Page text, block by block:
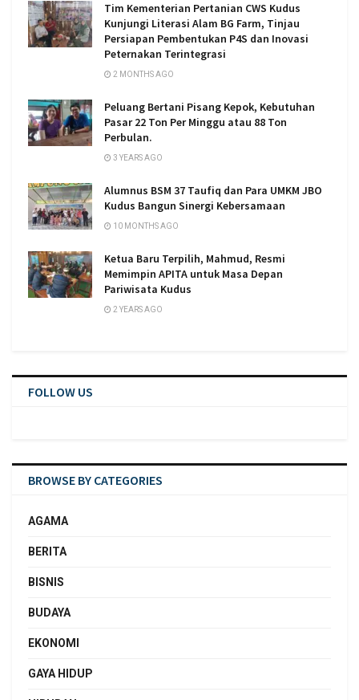
Tim Kementerian Pertanian CWS Kudus
Kunjungi Literasi Alam BG Farm, Tinjau
Persiapan Pembentukan P4S dan Inovasi
Peternakan Terintegrasi
2 MONTHS AGO
Peluang Bertani Pisang Kepok, Kebutuhan
Pasar 22 Ton Per Minggu atau 88 Ton
Perbulan.
3 YEARS AGO
Alumnus BSM 37 Taufiq dan Para UMKM JBO
Kudus Bangun Sinergi Kebersamaan
10 MONTHS AGO
Ketua Baru Terpilih, Mahmud, Resmi
Memimpin APITA untuk Masa Depan
Pariwisata Kudus
2 YEARS AGO
FOLLOW US
BROWSE BY CATEGORIES
AGAMA
BERITA
BISNIS
BUDAYA
EKONOMI
GAYA HIDUP